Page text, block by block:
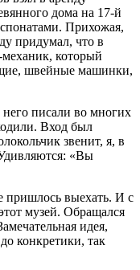
дома на 17-й
Прихожая,
придумал, что в
который
швейные машинки,
него писали во многих
Вход был
звенит, я, в
«Вы
пришлось выехать. И с
музей. Обращался
идея,
конкретики, так